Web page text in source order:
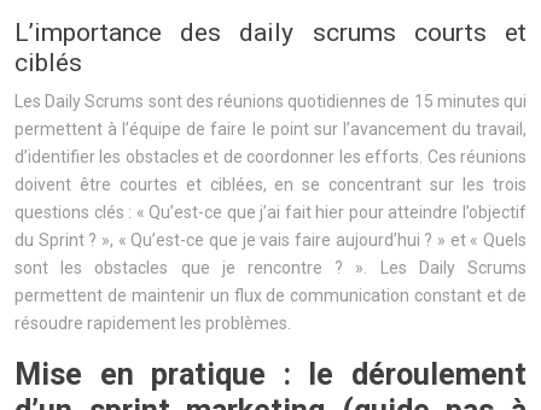
L’importance des daily scrums courts et
ciblés
Les Daily Scrums sont des réunions quotidiennes de 15 minutes qui
permettent à l’équipe de faire le point sur l’avancement du travail,
d’identifier les obstacles et de coordonner les efforts. Ces réunions
doivent être courtes et ciblées, en se concentrant sur les trois
questions clés : « Qu’est-ce que j’ai fait hier pour atteindre l’objectif
du Sprint ? », « Qu’est-ce que je vais faire aujourd’hui ? » et « Quels
sont les obstacles que je rencontre ? ». Les Daily Scrums
permettent de maintenir un flux de communication constant et de
résoudre rapidement les problèmes.
Mise en pratique : le déroulement